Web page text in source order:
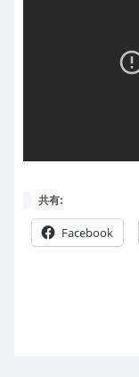
共有:
Facebook